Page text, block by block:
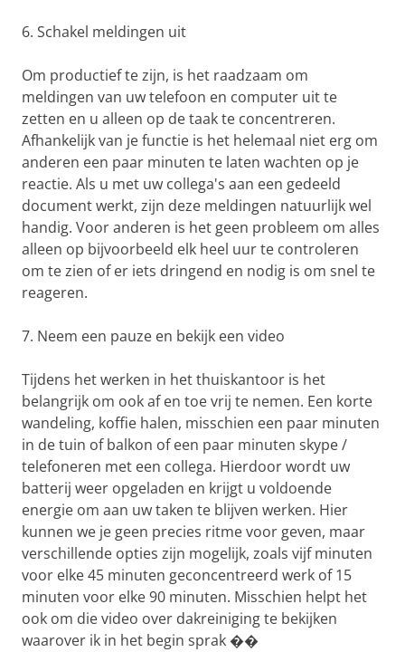
6. Schakel meldingen uit
Om productief te zijn, is het raadzaam om
meldingen van uw telefoon en computer uit te
zetten en u alleen op de taak te concentreren.
Afhankelijk van je functie is het helemaal niet erg om
anderen een paar minuten te laten wachten op je
reactie. Als u met uw collega's aan een gedeeld
document werkt, zijn deze meldingen natuurlijk wel
handig. Voor anderen is het geen probleem om alles
alleen op bijvoorbeeld elk heel uur te controleren
om te zien of er iets dringend en nodig is om snel te
reageren.
7. Neem een ​​pauze en bekijk een video
Tijdens het werken in het thuiskantoor is het
belangrijk om ook af en toe vrij te nemen. Een korte
wandeling, koffie halen, misschien een paar minuten
in de tuin of balkon of een paar minuten skype /
telefoneren met een collega. Hierdoor wordt uw
batterij weer opgeladen en krijgt u voldoende
energie om aan uw taken te blijven werken. Hier
kunnen we je geen precies ritme voor geven, maar
verschillende opties zijn mogelijk, zoals vijf minuten
voor elke 45 minuten geconcentreerd werk of 15
minuten voor elke 90 minuten. Misschien helpt het
ook om die video over dakreiniging te bekijken
waarover ik in het begin sprak ��